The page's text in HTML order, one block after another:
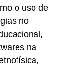
o uso de
no
na